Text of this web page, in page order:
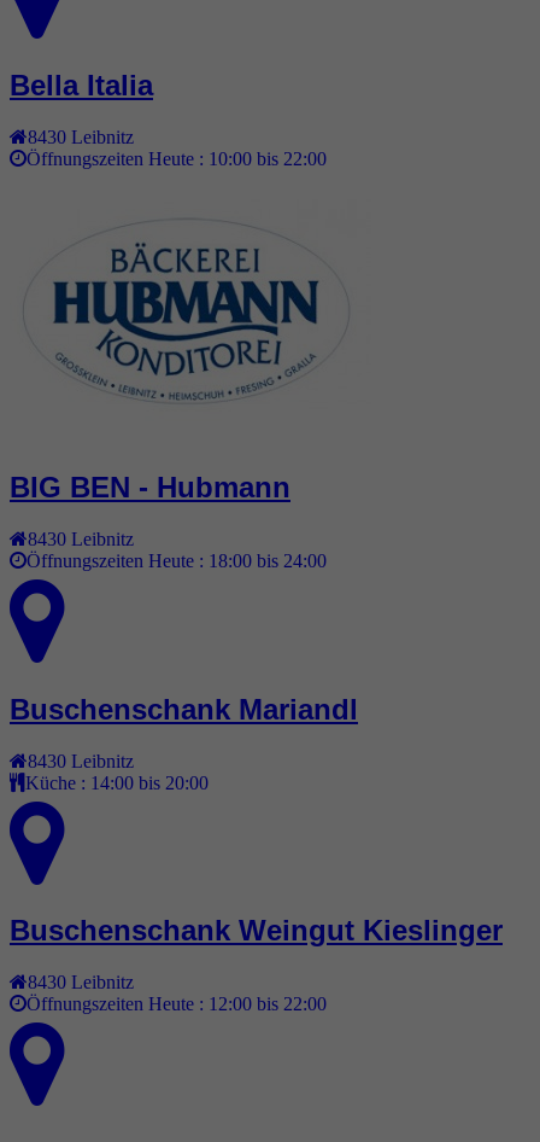
Bella Italia
8430 Leibnitz
Öffnungszeiten Heute : 10:00 bis 22:00
BIG BEN - Hubmann
8430 Leibnitz
Öffnungszeiten Heute : 18:00 bis 24:00
Buschenschank Mariandl
8430 Leibnitz
Küche : 14:00 bis 20:00
Buschenschank Weingut Kieslinger
8430 Leibnitz
Öffnungszeiten Heute : 12:00 bis 22:00